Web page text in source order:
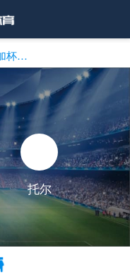
秘印加杯直播
托尔